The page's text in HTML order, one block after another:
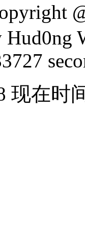
Hud0ng
现在时